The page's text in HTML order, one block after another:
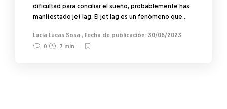
dificultad para conciliar el sueño, probablemente has
manifestado jet lag. El jet lag es un fenómeno que…
Lucía Lucas Sosa ,
30/06/2023
0
7 min